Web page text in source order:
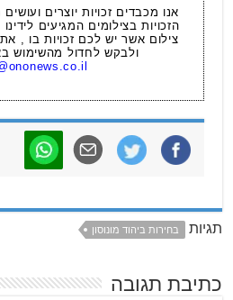
אנו מכבדים זכויות יוצרים
הזכויות בצילומים המגיעים
צילום אשר יש לכם זכויות בו ,
ולבקש לחדול מהשימוש
תגיות בחירות ביהוד מונוסון
כתיבת תגובה